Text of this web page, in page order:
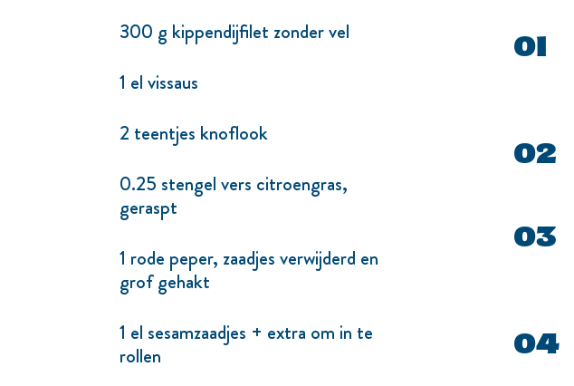
300 g kippendijfilet zonder vel
1 el vissaus
2 teentjes knoflook
0.25 stengel vers citroengras,
geraspt
1 rode peper, zaadjes verwijderd en
grof gehakt
1 el sesamzaadjes + extra om in te
rollen